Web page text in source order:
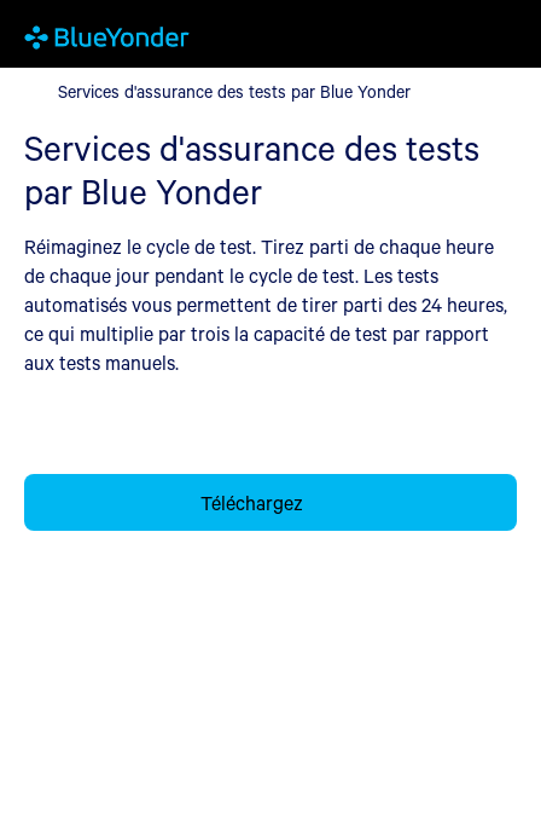
Services d'assurance des tests par Blue Yonder
Services d'assurance des tests par Blue Yonder
Services d'assurance des tests
par Blue Yonder
Réimaginez le cycle de test. Tirez parti de chaque heure
de chaque jour pendant le cycle de test. Les tests
automatisés vous permettent de tirer parti des 24 heures,
ce qui multiplie par trois la capacité de test par rapport
aux tests manuels.
Téléchargez